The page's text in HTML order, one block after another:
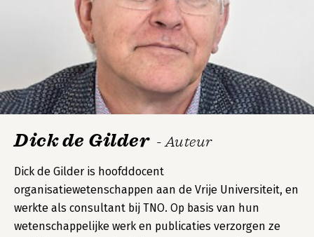
Dick de Gilder - Auteur
Dick de Gilder is hoofddocent
organisatiewetenschappen aan de Vrije Universiteit, en
werkte als consultant bij TNO. Op basis van hun
wetenschappelijke werk en publicaties verzorgen ze